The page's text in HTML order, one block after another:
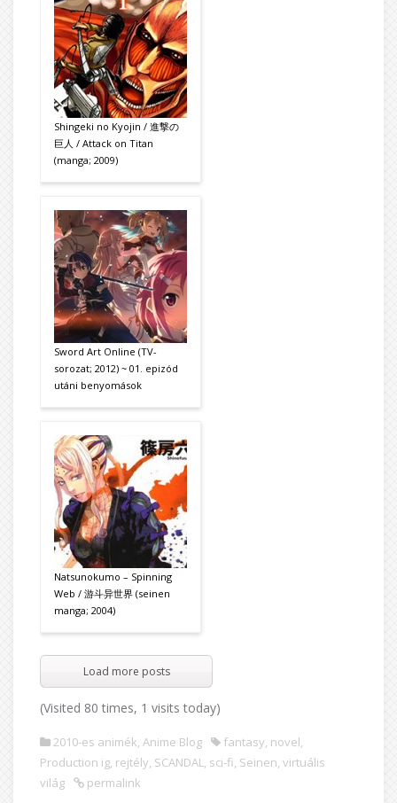
Shingeki no Kyojin / 進撃の
巨人 / Attack on Titan
(manga; 2009)
Sword Art Online (TV-
sorozat; 2012) ~ 01. epizód
utáni benyomások
Natsunokumo – Spinning
Web / 游斗异世界 (seinen
manga; 2004)
Load more posts
(Visited 80 times, 1 visits today)
2010-es animék, Anime Blog fantasy, novel,
Production ig, rejtély, SCANDAL, sci-fi, Seinen, virtuális
világ
permalink